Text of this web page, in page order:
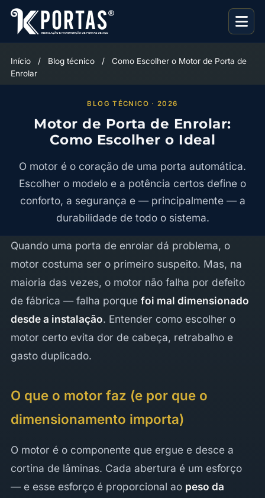
Início / Blog técnico /
Como Escolher o Motor de Porta de
Enrolar
BLOG TÉCNICO · 2026
Motor de Porta de Enrolar:
Como Escolher o Ideal
O motor é o coração de uma porta automática.
Escolher o modelo e a potência certos define o
conforto, a segurança e — principalmente — a
durabilidade de todo o sistema.
Quando uma porta de enrolar dá problema, o
motor costuma ser o primeiro suspeito. Mas, na
maioria das vezes, o motor não falha por defeito
de fábrica — falha porque foi mal dimensionado
desde a instalação. Entender como escolher o
motor certo evita dor de cabeça, retrabalho e
gasto duplicado.
O que o motor faz (e por que o
dimensionamento importa)
O motor é o componente que ergue e desce a
cortina de lâminas. Cada abertura é um esforço
— e esse esforço é proporcional ao peso da